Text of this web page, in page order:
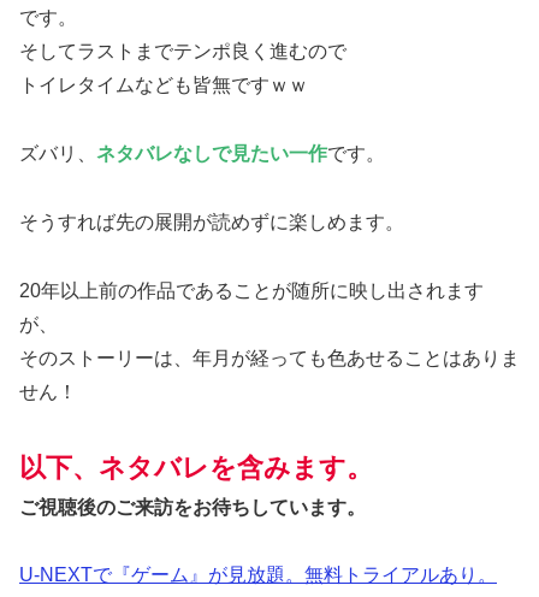
です。
そしてラストまでテンポ良く進むので
トイレタイムなども皆無ですｗｗ
ズバリ、 ネタバレなしで見たい一作です。
そうすれば先の展開が読めずに楽しめます。
20年以上前の作品であることが随所に映し出されます
が、
そのストーリーは、年月が経っても色あせることはありま
せん！
以下、ネタバレを含みます。
ご視聴後のご来訪をお待ちしています。
U-NEXTで『ゲーム』が見放題。無料トライアルあり。